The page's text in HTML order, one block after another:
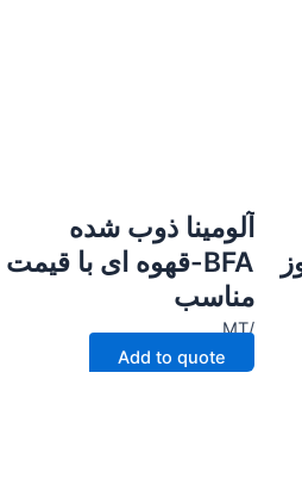
آلومینا ذوب شده
BFA-قهوه ای با قیمت
مناسب
/MT
Add to quote